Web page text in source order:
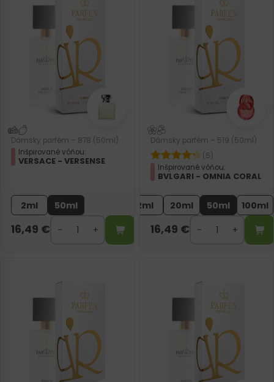
Dámsky parfém – 878 (50ml)
Inšpirované vôňou:
VERSACE - VERSENSE
2ml 50ml
16,49 €
Dámsky parfém – 519 (50ml)
(5)
Inšpirované vôňou:
BVLGARI - OMNIA CORAL
2ml 20ml 50ml 100ml
16,49 €